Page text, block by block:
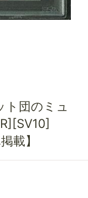
ト団のミュ
載】